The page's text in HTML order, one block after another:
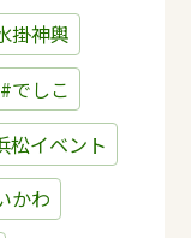
掛神輿
#でしこ
松イベント
かわ